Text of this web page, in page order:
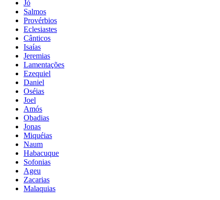
Jó
Salmos
Provérbios
Eclesiastes
Cânticos
Isaías
Jeremias
Lamentações
Ezequiel
Daniel
Oséias
Joel
Amós
Obadias
Jonas
Miquéias
Naum
Habacuque
Sofonias
Ageu
Zacarias
Malaquias